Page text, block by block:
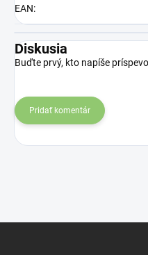
EAN:
Diskusia
Buďte prvý, kto napíše
Pridať komentár